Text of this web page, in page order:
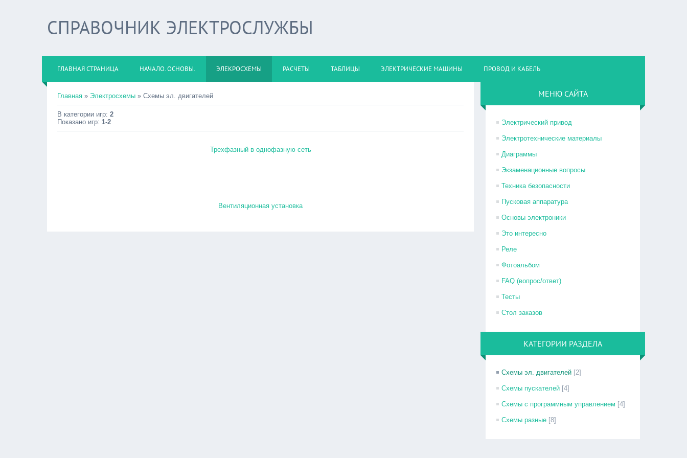
СПРАВОЧНИК ЭЛЕКТРОСЛУЖБЫ
ГЛАВНАЯ СТРАНИЦА НАЧАЛО. ОСНОВЫ. ЭЛЕКРОСХЕМЫ РАСЧЕТЫ ТАБЛИЦЫ ЭЛЕКТРИЧЕСКИЕ МАШИНЫ ПРОВОД И КАБЕЛЬ
Главная » Электросхемы » Схемы эл. двигателей
В категории игр: 2
Показано игр: 1-2
Трехфазный в однофазную сеть
Вентиляционная установка
МЕНЮ САЙТА
Электрический привод
Электротехнические материалы
Диаграммы
Экзаменационные вопросы
Техника безопасности
Пусковая аппаратура
Основы электроники
Это интересно
Реле
Фотоальбом
FAQ (вопрос/ответ)
Тесты
Стол заказов
КАТЕГОРИИ РАЗДЕЛА
Схемы эл. двигателей [2]
Схемы пускателей [4]
Схемы с программным управлением [4]
Схемы разные [8]